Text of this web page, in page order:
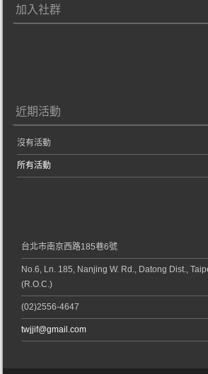
加入社群
近期活動
沒有活動
所有活動
台北市南京西路185巷6號
No.6, Ln. 185, Nanjing W. Rd., Datong Dist.,
(R.O.C.)
(02)2556-4647
twjjif@gmail.com